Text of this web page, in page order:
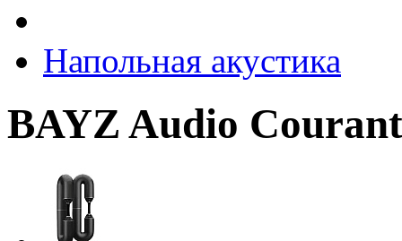
Напольная акустика
BAYZ Audio